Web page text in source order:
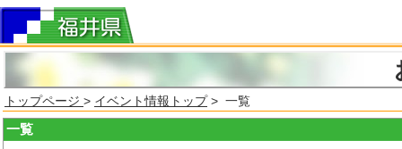
トップページ > イベント情報トップ> 一覧
一覧